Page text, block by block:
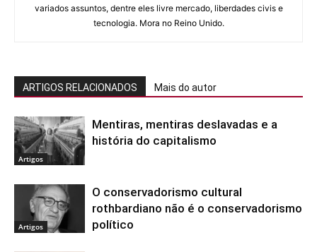
variados assuntos, dentre eles livre mercado, liberdades civis e
tecnologia. Mora no Reino Unido.
ARTIGOS RELACIONADOS Mais do autor
Artigos
Mentiras, mentiras deslavadas e a
história do capitalismo
Artigos
O conservadorismo cultural
rothbardiano não é o conservadorismo
político